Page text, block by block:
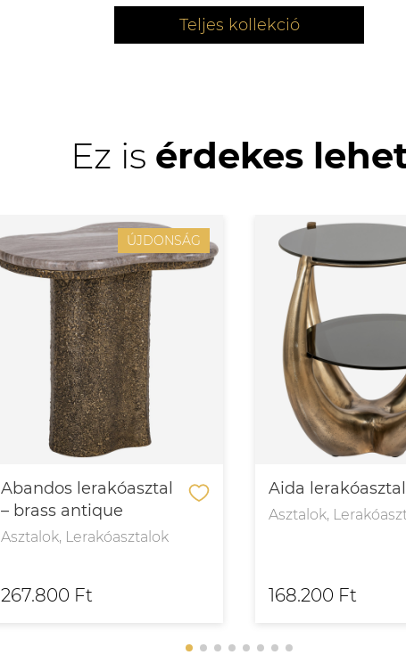
Teljes kollekció
Ez is érdekes
ÚJDONSÁG
Abandos lerakóasztal
– brass antique
Asztalok, Lerakóasztalok
267.800 Ft
Aida lerakóasztal
Asztalok,
168.200 Ft